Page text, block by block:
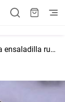
VIDEORECETA La sabrosa ensaladilla rusa